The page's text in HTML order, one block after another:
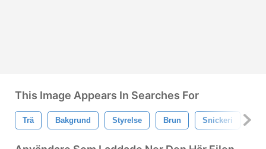
This Image Appears In Searches For
Trä Bakgrund Styrelse Brun Snickeri